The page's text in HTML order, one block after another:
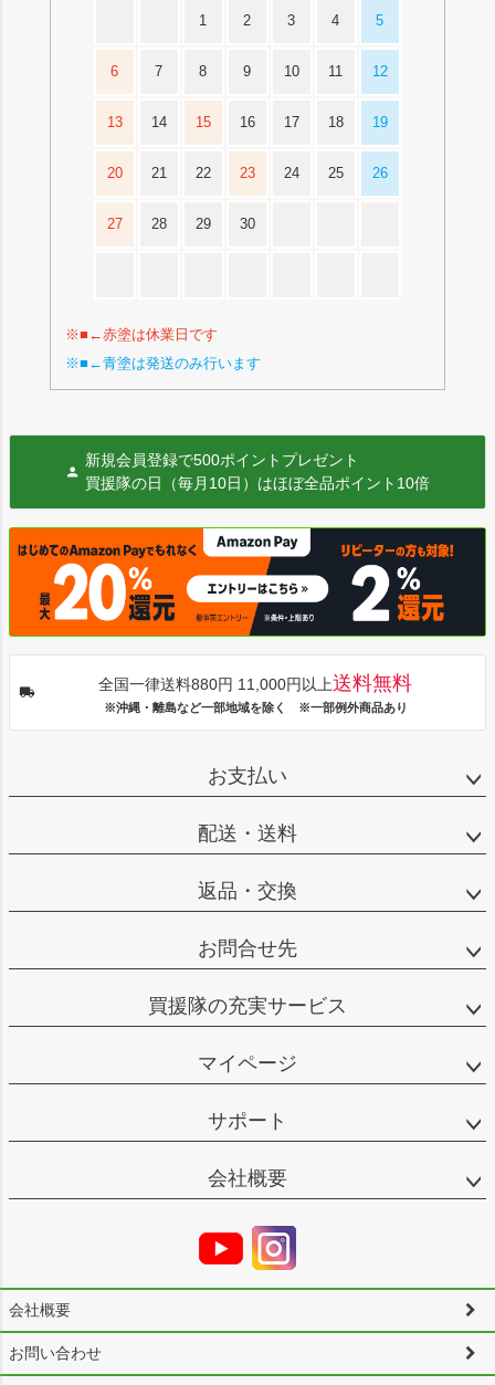
1 2 3 4 5
6 7 8 9 10 11 12
13 14 15 16 17 18 19
20 21 22 23 24 25 26
27 28 29 30
※■←赤塗は休業日です
※■←青塗は発送のみ行います
新規会員登録で500ポイントプレゼント
買援隊の日（毎月10日）はほぼ全品ポイント10倍
全国一律送料880円 11,000円以上送料無料
※沖縄・離島など一部地域を除く ※一部例外商品あり
お支払い
配送・送料
返品・交換
お問合せ先
買援隊の充実サービス
マイページ
サポート
会社概要
会社概要
お問い合わせ